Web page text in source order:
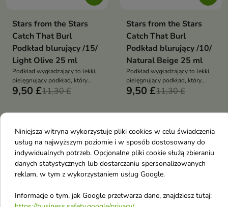
Stars from the Stars
Catch That Burl
Podkład blurujący /15/
Light Olive 25 ml
Podkład wygładzający to lekki,
pielęgnujący podkład, który
wyrównuje koloryt skóry,
pielęgnacyjnymi
9,50 £11,30 £
Stars from the Stars
Catch That Burl
Podkład blurujący /10/
Natural Beige 25 ml
Podkład wygładzający to lekki,
pielęgnujący podkład, który
wyrównuje koloryt skóry,
pielęgnacyjnymi
9,50 £11,30 £

favorite_border favorite_border
Niniejsza witryna wykorzystuje pliki cookies w celu świadczenia
usług na najwyższym poziomie i w sposób dostosowany do
indywidualnych potrzeb. Opcjonalne pliki cookie służą zbieraniu
danych statystycznych lub dostarczaniu spersonalizowanych
reklam, w tym z wykorzystaniem usług Google.
Informacje o tym, jak Google przetwarza dane, znajdziesz tutaj: